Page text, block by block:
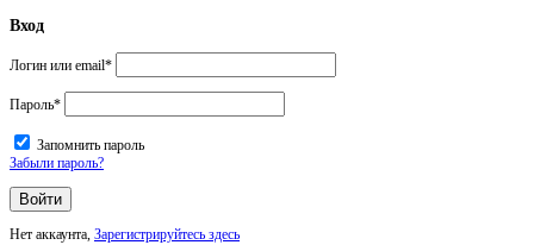
Вход
Логин или email*
Пароль*
Запомнить пароль
Забыли пароль?
Нет аккаунта, Зарегистрируйтесь здесь